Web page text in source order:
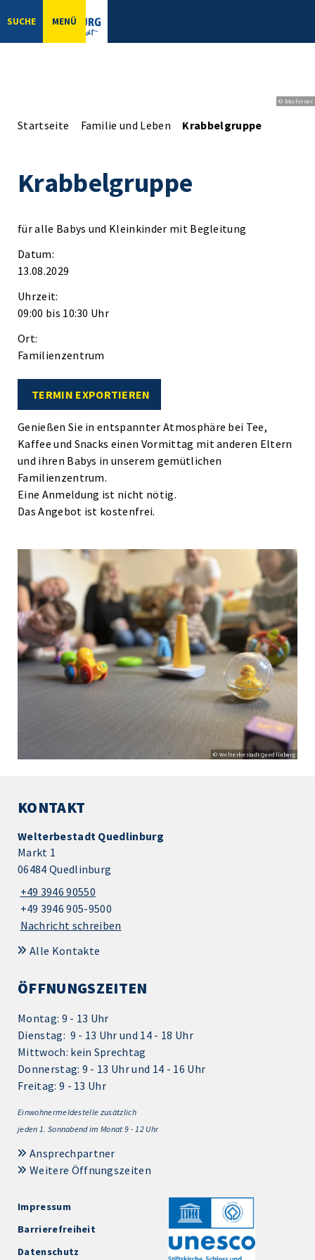
SUCHE MENÜ
© bbsferrari
Startseite Familie und Leben Krabbelgruppe
Krabbelgruppe
für alle Babys und Kleinkinder mit Begleitung
Datum:
13.08.2029
Uhrzeit:
09:00 bis 10:30 Uhr
Ort:
Familienzentrum
TERMIN EXPORTIEREN
Genießen Sie in entspannter Atmosphäre bei Tee,
Kaffee und Snacks einen Vormittag mit anderen Eltern
und ihren Babys in unserem gemütlichen
Familienzentrum.
Eine Anmeldung ist nicht nötig.
Das Angebot ist kostenfrei.
© Welterbestadt Quedlinburg
KONTAKT
Welterbestadt Quedlinburg
Markt 1
06484 Quedlinburg
+49 3946 90550
+49 3946 905-9500
Nachricht schreiben
Alle Kontakte
ÖFFNUNGSZEITEN
Montag: 9 - 13 Uhr
Dienstag: 9 - 13 Uhr und 14 - 18 Uhr
Mittwoch: kein Sprechtag
Donnerstag: 9 - 13 Uhr und 14 - 16 Uhr
Freitag: 9 - 13 Uhr
Einwohnermeldestelle zusätzlich
jeden 1. Sonnabend im Monat 9 - 12 Uhr
Ansprechpartner
Weitere Öffnungszeiten
Impressum
Barrierefreiheit
Datenschutz